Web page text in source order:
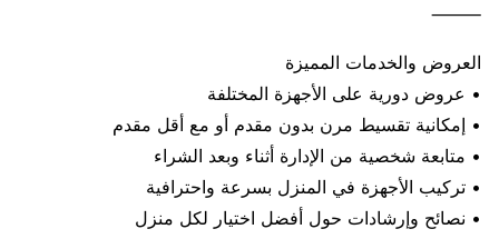
⸻
العروض والخدمات المميزة
• عروض دورية على الأجهزة المختلفة
• إمكانية تقسيط مرن بدون مقدم أو مع أقل مقدم
• متابعة شخصية من الإدارة أثناء وبعد الشراء
• تركيب الأجهزة في المنزل بسرعة واحترافية
• نصائح وإرشادات حول أفضل اختيار لكل منزل